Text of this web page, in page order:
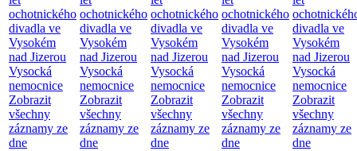
ochotnického
divadla ve
Vysokém
nad Jizerou
Vysocká
nemocnice
Zobrazit
všechny
záznamy ze
dne
ochotnického
divadla ve
Vysokém
nad Jizerou
Vysocká
nemocnice
Zobrazit
všechny
záznamy ze
dne
ochotnického
divadla ve
Vysokém
nad Jizerou
Vysocká
nemocnice
Zobrazit
všechny
záznamy ze
dne
ochotnického
divadla ve
Vysokém
nad Jizerou
Vysocká
nemocnice
Zobrazit
všechny
záznamy ze
dne
divadla ve
Vysokém
nad Jizerou
Vysocká
nemocnice
Zobrazit
všechny
záznamy ze
dne